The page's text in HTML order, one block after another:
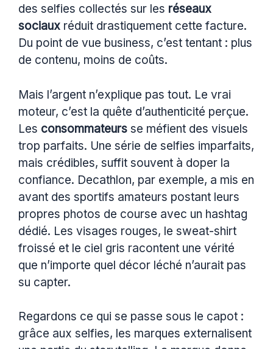
des selfies collectés sur les réseaux
sociaux réduit drastiquement cette facture.
Du point de vue business, c’est tentant : plus
de contenu, moins de coûts.
Mais l’argent n’explique pas tout. Le vrai
moteur, c’est la quête d’authenticité perçue.
Les consommateurs se méfient des visuels
trop parfaits. Une série de selfies imparfaits,
mais crédibles, suffit souvent à doper la
confiance. Decathlon, par exemple, a mis en
avant des sportifs amateurs postant leurs
propres photos de course avec un hashtag
dédié. Les visages rouges, le sweat-shirt
froissé et le ciel gris racontent une vérité
que n’importe quel décor léché n’aurait pas
su capter.
Regardons ce qui se passe sous le capot :
grâce aux selfies, les marques externalisent